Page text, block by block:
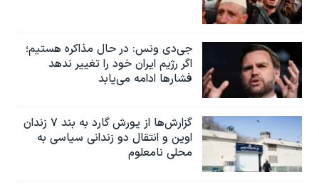
جی‌دی ونس: در حال مذاکره هستیم؛
اگر رژیم ایران خود را تغییر ندهد
فشارها ادامه می‌یابد
گزارش‌ها از یورش گارد به بند ۷ زندان
اوین و انتقال دو زندانی سیاسی به
محلی نامعلوم